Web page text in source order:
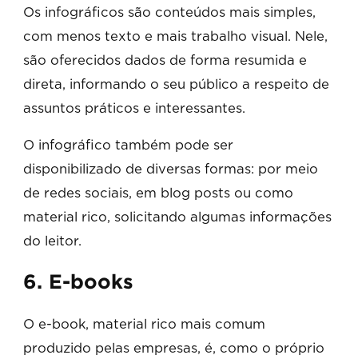
Os infográficos são conteúdos mais simples,
com menos texto e mais trabalho visual. Nele,
são oferecidos dados de forma resumida e
direta, informando o seu público a respeito de
assuntos práticos e interessantes.
O infográfico também pode ser
disponibilizado de diversas formas: por meio
de redes sociais, em blog posts ou como
material rico, solicitando algumas informações
do leitor.
6. E-books
O e-book, material rico mais comum
produzido pelas empresas, é, como o próprio